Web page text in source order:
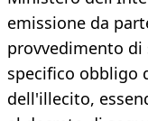
emissione da
provvedimento di
specifico obbligo
dell'illecito,